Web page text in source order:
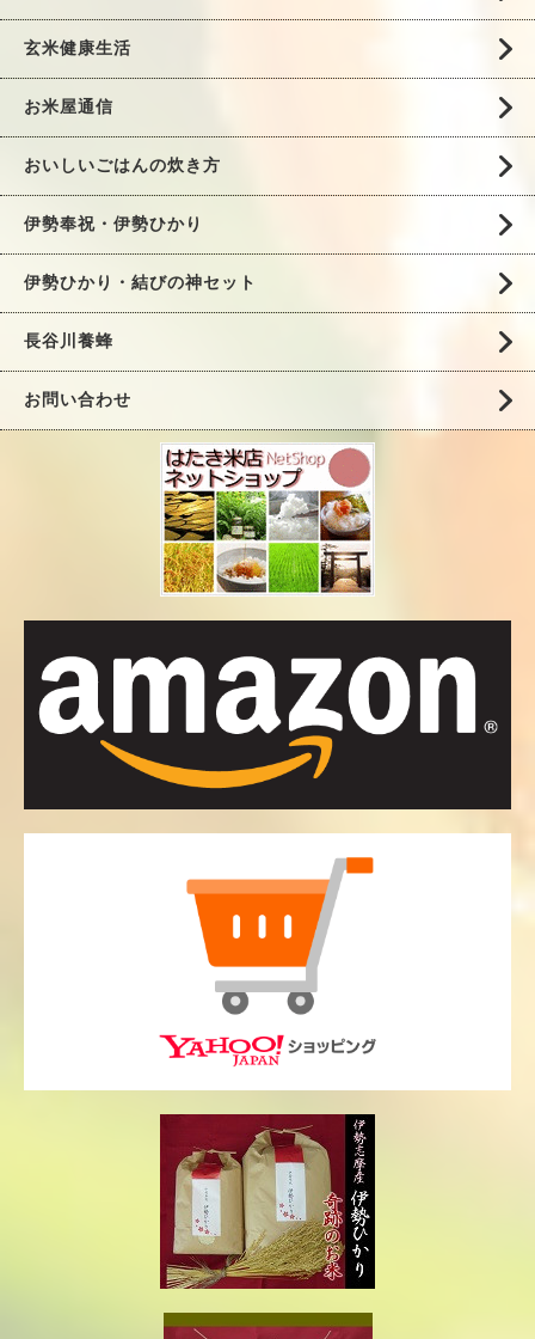
玄米健康生活
お米屋通信
おいしいごはんの炊き方
伊勢奉祝・伊勢ひかり
伊勢ひかり・結びの神セット
長谷川養蜂
お問い合わせ